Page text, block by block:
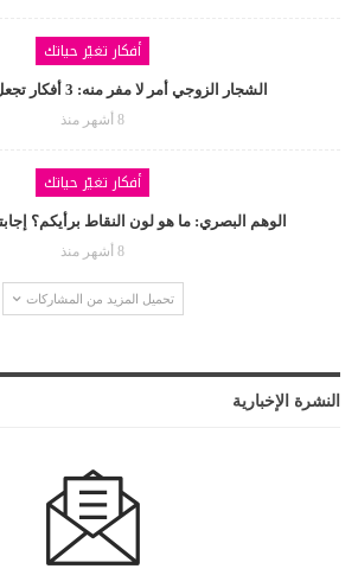
أفكار تغيّر حياتك
الشجار الزوجي أمر لا مفر منه: 3 أفكار تجعل شجاركما…
8 أشهر منذ
أفكار تغيّر حياتك
الوهم البصري: ما هو لون النقاط برأيكم؟
8 أشهر منذ
تحميل المزيد من المشاركات
النشرة الإخبارية